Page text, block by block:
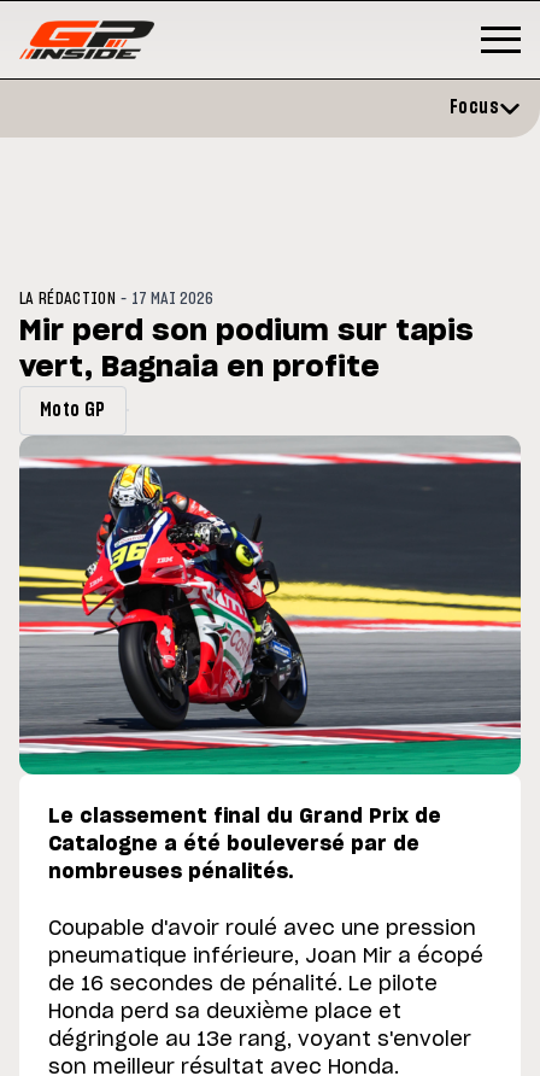
/ MOTO GP MOTO GP
2027-2031
Focus
LA RÉDACTION - 17 MAI 2026
Mir perd son podium sur tapis
vert, Bagnaia en profite
Moto GP
Le classement final du Grand Prix de
Catalogne a été bouleversé par de
nombreuses pénalités.
Coupable d'avoir roulé avec une pression
pneumatique inférieure, Joan Mir a écopé
de 16 secondes de pénalité. Le pilote
Honda perd sa deuxième place et
dégringole au 13e rang, voyant s'envoler
son meilleur résultat avec Honda.